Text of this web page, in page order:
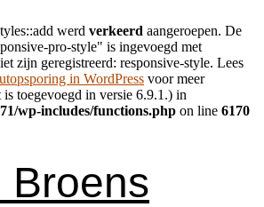
werd verkeerd aangeroepen. De
pro-style" is ingevoegd met
zijn geregistreerd: responsive-style. Lees
in WordPress voor meer
toegevoegd in versie 6.9.1.) in
wp-includes/functions.php on line 6170
Broens